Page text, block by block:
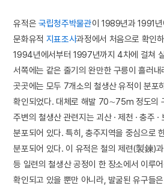
유적은국립청주박물관이 1989년과 1991
문화유적 지표조사과정에서 처음으로 확인
1994년에서부터 1997년까지 4차에 걸쳐
서쪽에는 같은 줄기의 완만한 구릉이 흘러
곳곳에는 모두 7개소의 철생산 유적이 분포
확인되었다. 대체로 해발 70∼75m 정도의
주변의 철생산 관련지는 괴산 · 제천 · 충주 ·
분포되어 있다. 특히, 충주지역을 중심으로
분포되어 있다. 이 유적은 철의 제련(製鍊)
등 일련의 철생산 공정이 한 장소에서 이루
확인되고 있을 뿐만 아니라, 발굴된 유구들